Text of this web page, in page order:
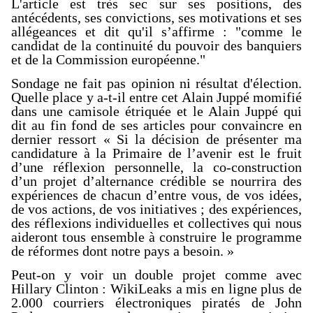
L'article est très sec sur ses positions, des
antécédents, ses convictions, ses motivations et ses
allégeances et dit qu'il s’affirme : "comme le
candidat de la continuité du pouvoir des banquiers
et de la Commission européenne."
Sondage ne fait pas opinion ni résultat d'élection.
Quelle place y a-t-il entre cet Alain Juppé momifié
dans une camisole étriquée et le Alain Juppé qui
dit au fin fond de ses articles pour convaincre en
dernier ressort « Si la décision de présenter ma
candidature à la Primaire de l’avenir est le fruit
d’une réflexion personnelle, la co-construction
d’un projet d’alternance crédible se nourrira des
expériences de chacun d’entre vous, de vos idées,
de vos actions, de vos initiatives ; des expériences,
des réflexions individuelles et collectives qui nous
aideront tous ensemble à construire le programme
de réformes dont notre pays a besoin. »
Peut-on y voir un double projet comme avec
Hillary Clinton : WikiLeaks a mis en ligne plus de
2.000 courriers électroniques piratés de John